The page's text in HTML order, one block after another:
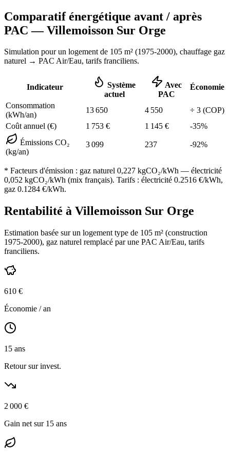
Comparatif énergétique avant / après
PAC —Villemoisson Sur Orge
Simulation pour un logement de 105 m² (1975-2000), chauffage gaz
naturel → PAC Air/Eau, tarifs franciliens.
Indicateur
Système
actuel
Avec
PAC
Économie
Consommation
(kWh/an)
13 650 4 550 ÷ 3 (COP)
Coût annuel (€)
1 753 € 1 145 € -35%
Émissions CO₂
(kg/an)
3 099 237 -92%
* Facteurs d'émission : gaz naturel 0,227 kgCO₂/kWh — électricité
0,052 kgCO₂/kWh (mix français). Tarifs : électricité 0.2516 €/kWh,
gaz 0.1284 €/kWh.
Rentabilité à Villemoisson Sur Orge
Estimation basée sur un logement type de 105 m² (construction
1975-2000), gaz naturel remplacé par une PAC Air/Eau, tarifs
franciliens.
610 €
Économie / an
15 ans
Retour sur invest.
2 000 €
Gain net sur 15 ans